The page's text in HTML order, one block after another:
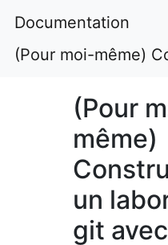
Documentation
(Pour moi-même)
(Pour
même)
un
git avec